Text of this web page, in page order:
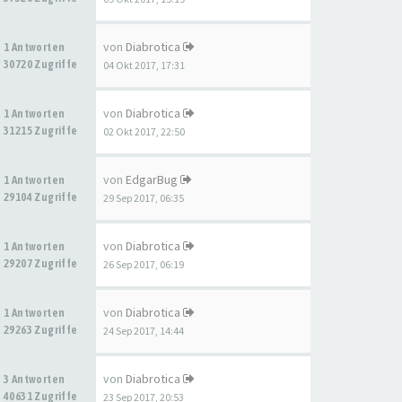
1 Antworten
30720 Zugriffe
von Diabrotica
04 Okt 2017, 17:31
1 Antworten
31215 Zugriffe
von Diabrotica
02 Okt 2017, 22:50
1 Antworten
29104 Zugriffe
von EdgarBug
29 Sep 2017, 06:35
1 Antworten
29207 Zugriffe
von Diabrotica
26 Sep 2017, 06:19
1 Antworten
29263 Zugriffe
von Diabrotica
24 Sep 2017, 14:44
3 Antworten
40631 Zugriffe
von Diabrotica
23 Sep 2017, 20:53